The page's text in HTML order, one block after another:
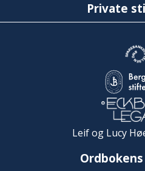
Private
Leif og Lucy